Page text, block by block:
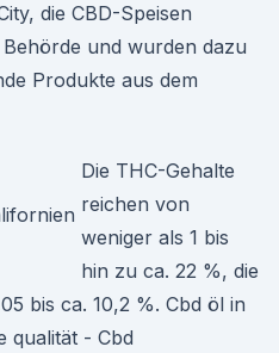
die CBD-Speisen
und wurden dazu
Produkte aus dem
Die THC-Gehalte
reichen von
weniger als 1 bis
hin zu ca. 22 %, die
bis ca. 10,2 %. Cbd öl in
qualität - Cbd